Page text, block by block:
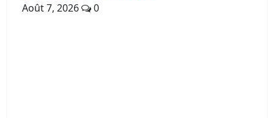
Août 7, 2026 0